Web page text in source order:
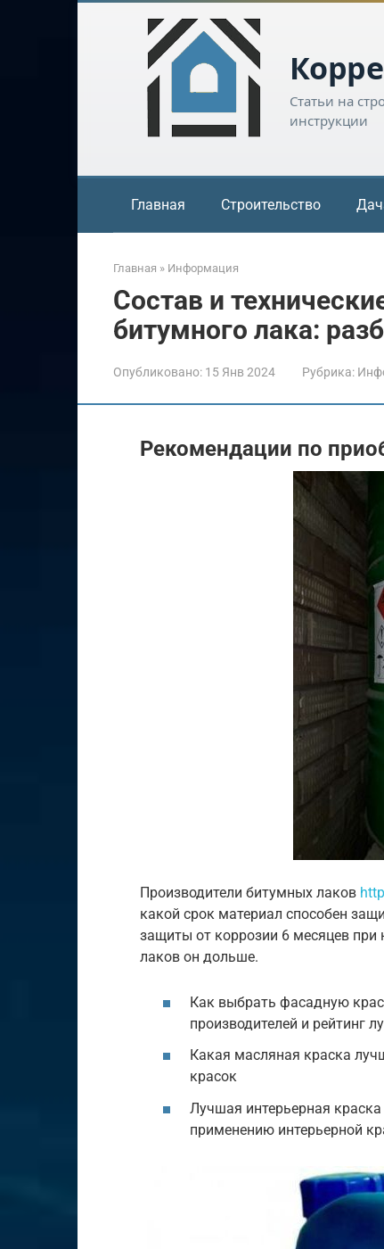
Статьи на
инструкции
Главная Строительство
Главная » Информация
Состав и
битумного лака:
Опубликовано: 15 Янв 2024 Рубрика:
Рекомендации по
Производители битумных лаков
какой срок материал способен
защиты от коррозии 6 месяцев при
лаков он дольше.
Как выбрать фасадную
производителей и рейтинг
Какая масляная краска
красок
Лучшая интерьерная
применению интерьерной